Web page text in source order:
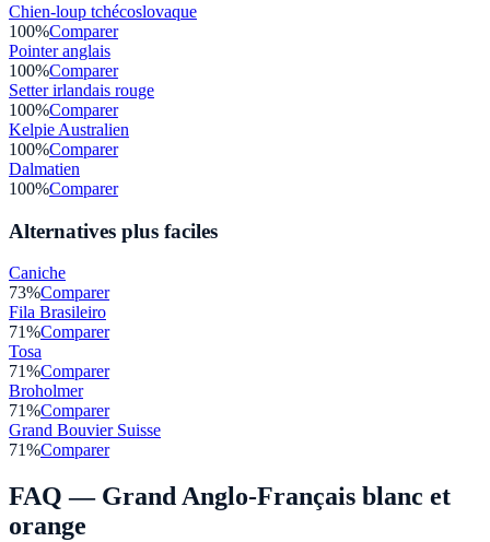
Chien-loup tchécoslovaque
100%Comparer
Pointer anglais
100%Comparer
Setter irlandais rouge
100%Comparer
Kelpie Australien
100%Comparer
Dalmatien
100%Comparer
Alternatives plus faciles
Caniche
73%Comparer
Fila Brasileiro
71%Comparer
Tosa
71%Comparer
Broholmer
71%Comparer
Grand Bouvier Suisse
71%Comparer
FAQ — Grand Anglo-Français blanc et
orange